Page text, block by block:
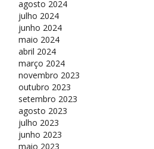
agosto 2024
julho 2024
junho 2024
maio 2024
abril 2024
março 2024
novembro 2023
outubro 2023
setembro 2023
agosto 2023
julho 2023
junho 2023
maio 2023